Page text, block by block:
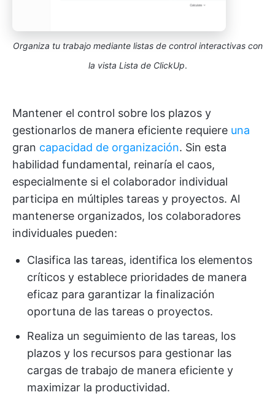
Organiza tu trabajo mediante listas de control interactivas con
la vista Lista de ClickUp.
Mantener el control sobre los plazos y
gestionarlos de manera eficiente requiere una
gran capacidad de organización. Sin esta
habilidad fundamental, reinaría el caos,
especialmente si el colaborador individual
participa en múltiples tareas y proyectos. Al
mantenerse organizados, los colaboradores
individuales pueden:
Clasifica las tareas, identifica los elementos
críticos y establece prioridades de manera
eficaz para garantizar la finalización
oportuna de las tareas o proyectos.
Realiza un seguimiento de las tareas, los
plazos y los recursos para gestionar las
cargas de trabajo de manera eficiente y
maximizar la productividad.